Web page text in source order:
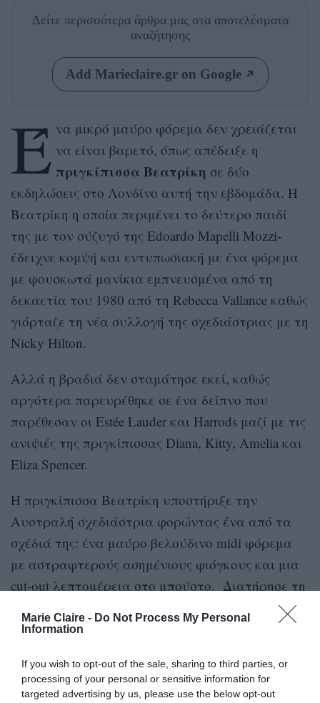
Marie Claire - Do Not Process My Personal
Information
If you wish to opt-out of the sale, sharing to third parties, or
processing of your personal or sensitive information for
targeted advertising by us, please use the below opt-out
Δείτε περισσότερα άρθρα μας στα αποτελέσματα
αναζήτησης
Add Marieclaire.gr on Google
Έ να μικρό μαύρο φόρεμα δεν χρειάζεται
να είναι βαρετό, όπως απέδειξε η
πριγκίπισσα Βεατρίκη σε δύο
εκδηλώσεις στο Λονδίνο αυτή την εβδομάδα. Η
Βεατρίκη η οποία περιμένει το δεύτερο παιδί
της με τον σύζυγό της Edoardo Mapelli Mozzi-
έδειχνε κομψή και εντυπωσιακή με ένα φόρεμα
με φουσκωτά μανίκια εμπνευσμένα από τη
δεκαετία του 1980 από τη Rebecca Vallance καθώς
γιόρταζε τη νέα συλλογή της σχεδιάστριας με τη
Nicky Hilton.
Αλλά η βραδιά δεν σταμάτησε εκεί, καθώς
αργότερα παρευρέθηκε σε ένα δείπνο που
παρέθεσαν οι Estée Lauder και Harrods μαζί με τις
ανιψιές της πριγκίπισσας Diana, Kitty, Amelia και
Eliza Spencer.
Η πριγκίπισσα Βεατρίκη υποστήριξε την
Αυστραλή σχεδιάστρια φορώντας ένα από τα
σχέδιά της: ένα μαύρο βελούδινο midi φόρεμα
με αστραφτερούς ασημένιους φιόγκους και μια
cut-out λεπτομέρεια στο μπούστο. Διατήρησε τη
λάμψη με χαμηλοτάκουνες μαύρες γόβες Roger
Vivier διακοσμημένες με κρυστάλλινες πόρπες
αστραφτερή διακόσμηση.